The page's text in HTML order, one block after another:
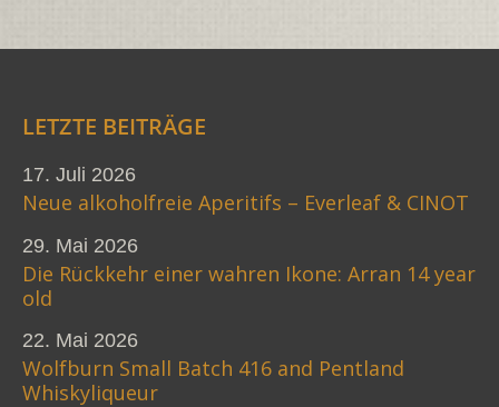
LETZTE BEITRÄGE
17. Juli 2026
Neue alkoholfreie Aperitifs – Everleaf & CINOT
29. Mai 2026
Die Rückkehr einer wahren Ikone: Arran 14 year
old
22. Mai 2026
Wolfburn Small Batch 416 and Pentland
Whiskyliqueur